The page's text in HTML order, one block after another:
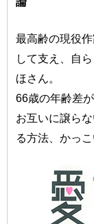
最高齢の現役
して支え、自
ほさん。
66歳の年齢差
お互いに譲ら
る方法、かっ